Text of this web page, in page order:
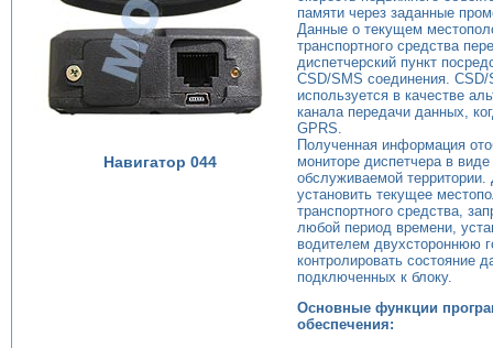
Навигатор 044
памяти через заданные
Данные о текущем
транспортного средства
диспетчерский пункт
CSD/SMS соединения.
используется в качестве
канала передачи данных,
GPRS.
Полученная информация
мониторе диспетчера в виде
обслуживаемой
установить текущее
транспортного средства,
любой период времени,
водителем двухстороннюю
контролировать состояние
подключенных к блоку.
Основные функции
обеспечения: